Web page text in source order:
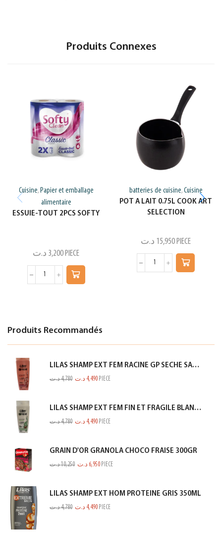
Produits Connexes
Cuisine, Papier et emballage
alimentaire
ESSUIE-TOUT 2PCS SOFTY
3,200 د.ت PIECE
batteries de cuisine, Cuisine
POT A LAIT 0.75L COOK ART
SELECTION
15,950 د.ت PIECE
Produits Recommandés
LILAS SHAMP EXT FEM RACINE GP SECHE SAUMON 350ML
4,780د.ت 4,490 د.ت PIECE
LILAS SHAMP EXT FEM FIN ET FRAGILE BLANC 350ML
4,780د.ت 4,490 د.ت PIECE
GRAIN D'OR GRANOLA CHOCO FRAISE 300GR
10,250د.ت 6,950 د.ت PIECE
LILAS SHAMP EXT HOM PROTEINE GRIS 350ML
4,780د.ت 4,490 د.ت PIECE